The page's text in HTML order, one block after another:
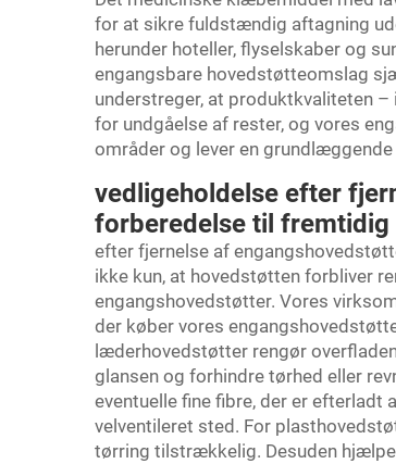
for at sikre fuldstændig aftagning
herunder hoteller, flyselskaber og
engangsbare hovedstøtteomslag
understreger, at produktkvaliteten
for undgåelse af rester, og vores
områder og lever en
vedligeholdelse efter
forberedelse til fremtidig
efter fjernelse af
ikke kun, at hovedstøtten forbliver
engangshovedstøtter. Vores
der køber vores
læderhovedstøtter rengør
glansen og forhindre tørhed eller
eventuelle fine fibre, der er
velventileret sted. For
tørring tilstrækkelig. Desuden